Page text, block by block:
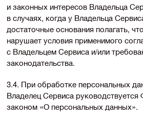
и законных интересов Владельца
в случаях, когда у Владельца
достаточные основания полагать,
нарушает условия применимого
с Владельцем Сервиса и/или
законодательства.
3.4. При обработке персональных
Владелец Сервиса
законом «О персональных данных».